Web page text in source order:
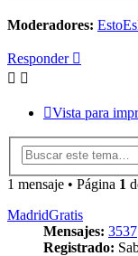
Moderadores:
Responder
Vista para
1 mensaje • Página 1
MadridGratis
Mensajes: 3537
Registrado: